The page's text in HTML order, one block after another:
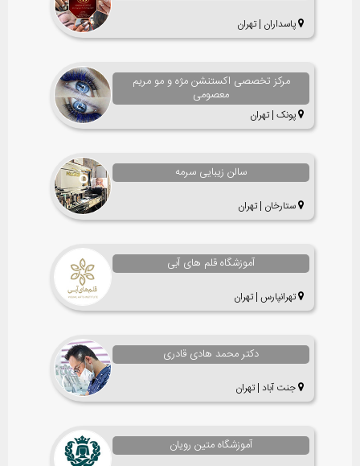
پاسداران | تهران
مرکز تخصصی اکستنشن مژه و مو مریم
معصومی
پونک | تهران
سالن زیبایی سرمه
ستارخان | تهران
آموزشگاه قلم های آبی
تهرانپارس | تهران
دکتر محمد هادی قادری
جنت آباد | تهران
آموزشگاه متین رویان